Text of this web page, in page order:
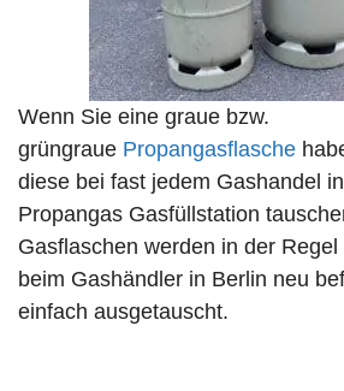
Wenn Sie eine graue bzw.
grüngraue Propangasflasche
diese bei fast jedem Gashandel
Propangas Gasfüllstation
Gasflaschen werden in der
beim Gashändler in Berlin neu
einfach ausgetauscht.